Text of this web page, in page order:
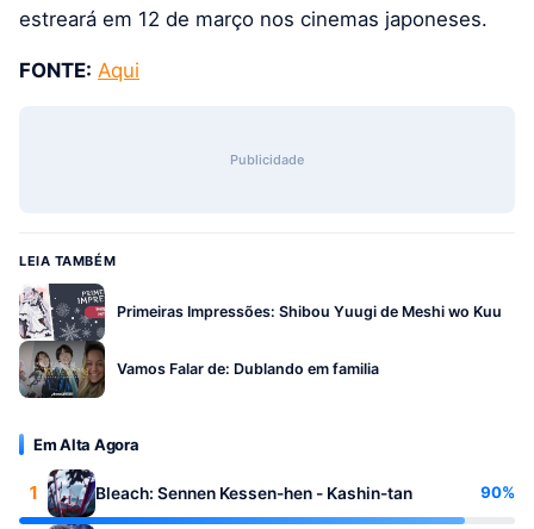
estreará em 12 de março nos cinemas japoneses.
FONTE: Aqui
Publicidade
LEIA TAMBÉM
Primeiras Impressões: Shibou Yuugi de Meshi wo Kuu
Vamos Falar de: Dublando em familia
Em Alta Agora
1 Bleach: Sennen Kessen-hen - Kashin-tan 90%